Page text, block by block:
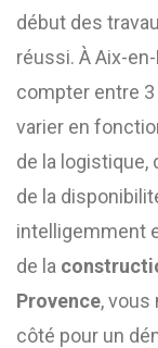
début des
réussi. À Aix-
compter entre
varier en
de la
de la
intelligemment
de la
Provence,
côté pour un